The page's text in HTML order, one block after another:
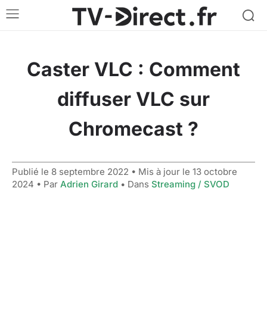
Caster VLC : Comment
diffuser VLC sur
Chromecast ?
Publié le 8 septembre 2022 • Mis à jour le 13 octobre
2024 • Par Adrien Girard • Dans Streaming / SVOD